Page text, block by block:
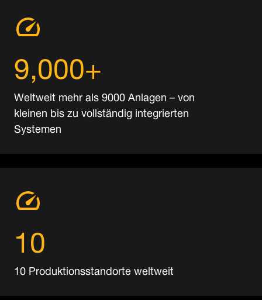
9,000+
Weltweit mehr als 9000 Anlagen – von
kleinen bis zu vollständig integrierten
Systemen
10
10 Produktionsstandorte weltweit